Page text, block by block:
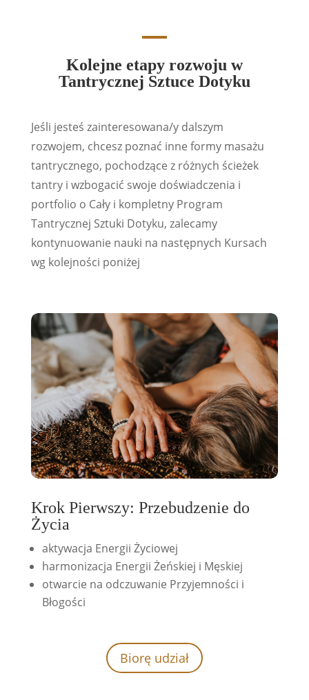
do
Życia
Kolejne etapy rozwoju w
Tantrycznej Sztuce Dotyku
Jeśli jesteś zainteresowana/y dalszym
rozwojem, chcesz poznać inne formy masażu
tantrycznego, pochodzące z różnych ścieżek
tantry i wzbogacić swoje doświadczenia i
portfolio o Cały i kompletny Program
Tantrycznej Sztuki Dotyku, zalecamy
kontynuowanie nauki na następnych Kursach
wg kolejności poniżej
Krok Pierwszy: Przebudzenie do
Życia
aktywacja Energii Życiowej
harmonizacja Energii Żeńskiej i Męskiej
otwarcie na odczuwanie Przyjemności i
Błogości
Biorę udział